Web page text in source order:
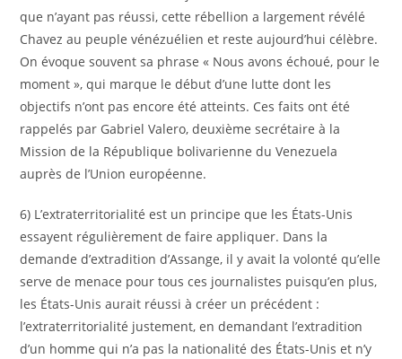
que n’ayant pas réussi, cette rébellion a largement révélé
Chavez au peuple vénézuélien et reste aujourd’hui célèbre.
On évoque souvent sa phrase « Nous avons échoué, pour le
moment », qui marque le début d’une lutte dont les
objectifs n’ont pas encore été atteints. Ces faits ont été
rappelés par Gabriel Valero, deuxième secrétaire à la
Mission de la République bolivarienne du Venezuela
auprès de l’Union européenne.
6) L’extraterritorialité est un principe que les États-Unis
essayent régulièrement de faire appliquer. Dans la
demande d’extradition d’Assange, il y avait la volonté qu’elle
serve de menace pour tous ces journalistes puisqu’en plus,
les États-Unis aurait réussi à créer un précédent :
l’extraterritorialité justement, en demandant l’extradition
d’un homme qui n’a pas la nationalité des États-Unis et n’y